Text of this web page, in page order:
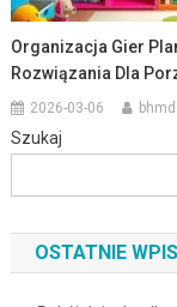
Organizacja Gier
Rozwiązania Dla
2026-03-06
Szukaj
OSTATNIE